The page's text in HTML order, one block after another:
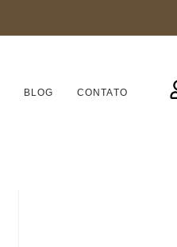
BLOG CONTATO